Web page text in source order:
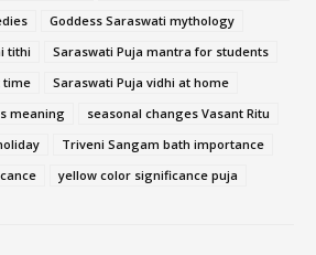
Goddess Saraswati mythology
tithi
Saraswati Puja mantra for students
time
Saraswati Puja vidhi at home
meaning
seasonal changes Vasant Ritu
Triveni Sangam bath importance
yellow color significance puja